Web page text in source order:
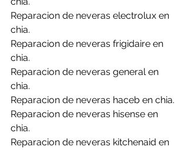
Reparacion de neveras electrolux en
chia.
Reparacion de neveras frigidaire en
chia.
Reparacion de neveras general en
chia.
Reparacion de neveras haceb en chia.
Reparacion de neveras hisense en
chia.
Reparacion de neveras kitchenaid en